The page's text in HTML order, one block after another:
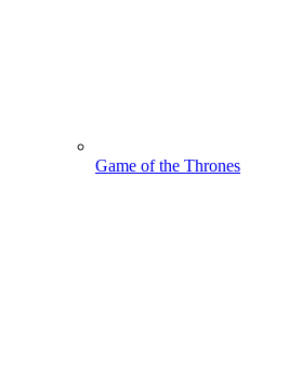
Game of the Thrones